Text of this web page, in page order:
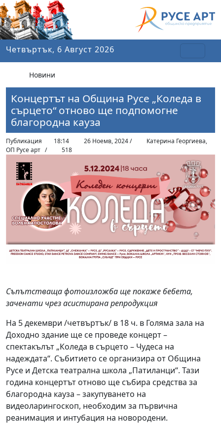
Четвъртък, 6 Август 2026
Новини
Концертът на Община Русе „Коледа в
сърцето“ отново ще подпомогне
благородна кауза
Публикация 18:14 26 Ноемв, 2024 /
Катерина Георгиева,
ОП Русе арт /
518
Съпътстваща фотоизложба ще покаже бебета,
заченати чрез асистирана репродукция
На 5 декември /четвъртък/ в 18 ч. в Голяма зала на
Доходно здание ще се проведе концерт –
спектакълът „Коледа в сърцето – Чудеса на
надеждата“. Събитието се организира от Община
Русе и Детска театрална школа „Патиланци“. Тази
година концертът отново ще събира средства за
благородна кауза – закупуването на
видеоларингоскоп, необходим за първична
реанимация и интубация на новородени.